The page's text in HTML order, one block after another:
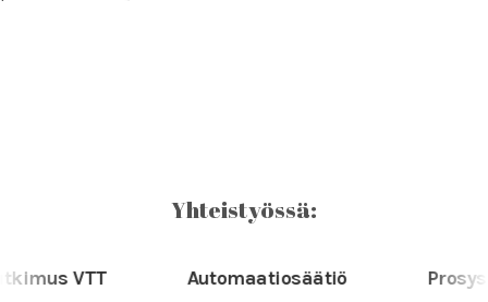
Yhteistyössä:
VTT Automaatiosäätiö Prosys